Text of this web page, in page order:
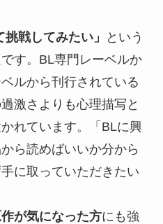
挑戦してみたい」
という
す。BL専門レーベルか
ルから刊行されている
激さよりも心理描写と
れています。「BLに興
ら読めばいいか分から
に取っていただきたい
が気になった方にも強